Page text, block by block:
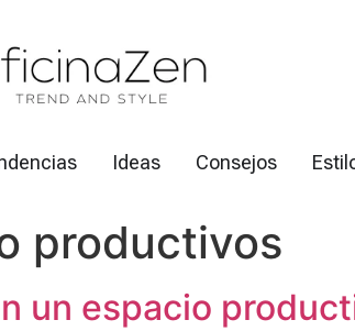
Ideas Consejos
productivos
un espacio